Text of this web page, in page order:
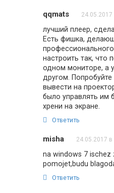
qqmats 24.05.2017
лучший плеер,
Есть фишка,
настроить так, что
одном мониторе, а
другом.
вывести на
было управлять им
хрени на экране.
Ответить
misha 24.05.2017 в
na windows 7 ischez
pomojet,budu
Ответить